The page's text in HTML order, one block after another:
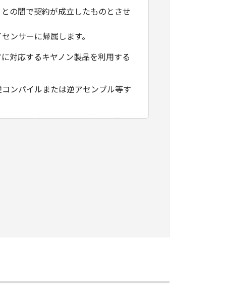
の間で契約が成立したものとさせ
ンサーに帰属します。
対応するキヤノン製品を利用する
ンパイルまたは逆アセンブル等す
ウェアがユーザーの特定の目的の
ません。